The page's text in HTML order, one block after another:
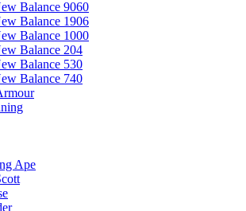
Balance 9060
Balance 1906
Balance 1000
Balance 204
Balance 530
Balance 740
Ape